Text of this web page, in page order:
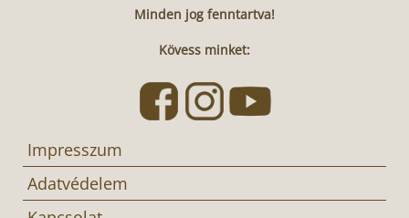
Minden jog fenntartva!
Kövess minket:
Impresszum
Adatvédelem